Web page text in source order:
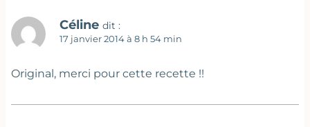
Céline dit :
17 janvier 2014 à 8 h 54 min
Original, merci pour cette recette !!